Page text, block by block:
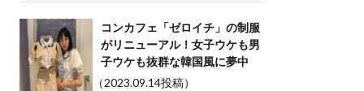
コンカフェ「ゼロイチ」の制服
がリニューアル！女子ウケも男
子ウケも抜群な韓国風に夢中
（2023.09.14投稿）